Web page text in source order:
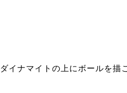
ダイナマイトの上にボールを描